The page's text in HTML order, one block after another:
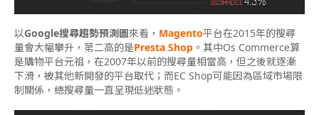
以Google搜尋趨勢預測圖來看， Magento平台在2015年的搜尋
量會大幅攀升，第二高的是Presta Shop 。其中Os Commerce算
是購物平台元祖，在2007年以前的搜尋量相當高，但之後就逐漸
下滑，被其他新開發的平台取代；而EC Shop可能因為區域市場限
制關係，總搜尋量一直呈現低迷狀態。